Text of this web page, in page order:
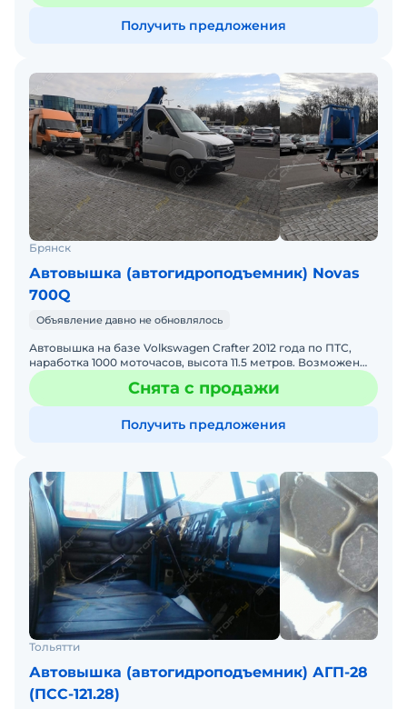
Получить предложения
Брянск
Автовышка (автогидроподъемник) Novas
700Q
Объявление давно не обновлялось
Автовышка на базе Volkswagen Crafter 2012 года по ПТС,
наработка 1000 моточасов, высота 11.5 метров. Возможен
обмен на коммерческие или легковые автомобили, с
Снята с продажи
Получить предложения
Тольятти
Автовышка (автогидроподъемник) АГП-28
(ПСС-121.28)